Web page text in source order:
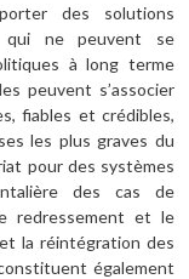
des solutions
qui ne peuvent se
à long terme
peuvent s’associer
fiables et crédibles,
les plus graves du
pour des systèmes
des cas de
redressement et le
la réintégration des
également